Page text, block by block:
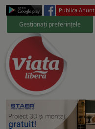
Publica Anunt
Gestionați preferințele